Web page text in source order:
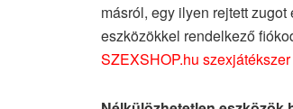
másról, egy ilyen rejtett
eszközökkel rendelkező
SZEXSHOP.hu szexjátékszer